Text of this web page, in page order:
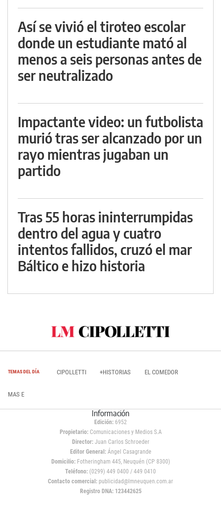
Así se vivió el tiroteo escolar
donde un estudiante mató al
menos a seis personas antes de
ser neutralizado
Impactante video: un futbolista
murió tras ser alcanzado por un
rayo mientras jugaban un
partido
Tras 55 horas ininterrumpidas
dentro del agua y cuatro
intentos fallidos, cruzó el mar
Báltico e hizo historia
TEMAS DEL DÍA CIPOLLETTI +HISTORIAS EL COMEDOR
MAS E
Información
Edición: 6952
Propietario:Comunicaciones y Medios S.A
Director: Juan Carlos Schroeder
Editor General:Ángel Casagrande
Domicilio:Fotheringham 445, Neuquén (CP 8300)
Teléfono: (0299) 449 0400 / 449 0410
Contacto comercial: publicidad@lmneuquen.com.ar
Registro DNA: 123442625